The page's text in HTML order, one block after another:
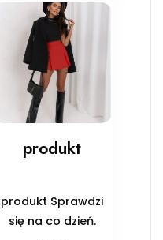
produkt
produkt Sprawdzi
się na co dzień.